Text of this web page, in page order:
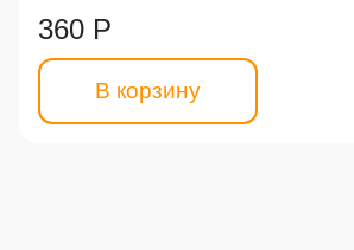
360 Р
В корзину